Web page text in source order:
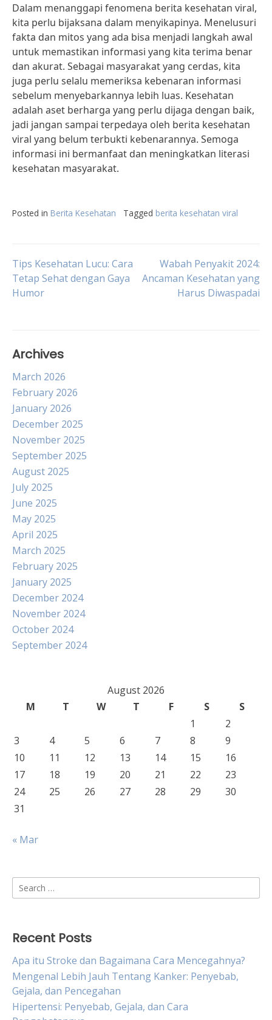
Dalam menanggapi fenomena berita kesehatan viral,
kita perlu bijaksana dalam menyikapinya. Menelusuri
fakta dan mitos yang ada bisa menjadi langkah awal
untuk memastikan informasi yang kita terima benar
dan akurat. Sebagai masyarakat yang cerdas, kita
juga perlu selalu memeriksa kebenaran informasi
sebelum menyebarkannya lebih luas. Kesehatan
adalah aset berharga yang perlu dijaga dengan baik,
jadi jangan sampai terpedaya oleh berita kesehatan
viral yang belum terbukti kebenarannya. Semoga
informasi ini bermanfaat dan meningkatkan literasi
kesehatan masyarakat.
Posted in Berita Kesehatan Tagged berita kesehatan viral
Post
navigation
Tips Kesehatan Lucu: Cara
Tetap Sehat dengan Gaya
Humor
Wabah Penyakit 2024:
Ancaman Kesehatan yang
Harus Diwaspadai
Archives
March 2026
February 2026
January 2026
December 2025
November 2025
September 2025
August 2025
July 2025
June 2025
May 2025
April 2025
March 2025
February 2025
January 2025
December 2024
November 2024
October 2024
September 2024
August 2026
M
T W T F S
S
1
2
3
4 5 6 7 8
9
10
11 12 13 14 15
16
17
18 19 20 21 22
23
24
25 26 27 28 29
30
31
« Mar
Search
for:
Recent Posts
Apa itu Stroke dan Bagaimana Cara Mencegahnya?
Mengenal Lebih Jauh Tentang Kanker: Penyebab,
Gejala, dan Pencegahan
Hipertensi: Penyebab, Gejala, dan Cara